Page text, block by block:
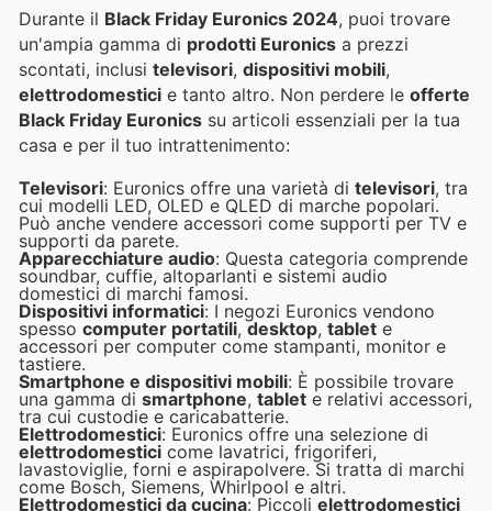
Durante il Black Friday Euronics 2024, puoi trovare
un'ampia gamma di prodotti Euronics a prezzi
scontati, inclusi televisori, dispositivi mobili,
elettrodomestici e tanto altro. Non perdere le offerte
Black Friday Euronics su articoli essenziali per la tua
casa e per il tuo intrattenimento:
Televisori: Euronics offre una varietà di televisori, tra
cui modelli LED, OLED e QLED di marche popolari.
Può anche vendere accessori come supporti per TV e
supporti da parete.
Apparecchiature audio: Questa categoria comprende
soundbar, cuffie, altoparlanti e sistemi audio
domestici di marchi famosi.
Dispositivi informatici: I negozi Euronics vendono
spesso computer portatili, desktop, tablet e
accessori per computer come stampanti, monitor e
tastiere.
Smartphone e dispositivi mobili: È possibile trovare
una gamma di smartphone, tablet e relativi accessori,
tra cui custodie e caricabatterie.
Elettrodomestici: Euronics offre una selezione di
elettrodomestici come lavatrici, frigoriferi,
lavastoviglie, forni e aspirapolvere. Si tratta di marchi
come Bosch, Siemens, Whirlpool e altri.
Elettrodomestici da cucina: Piccoli elettrodomestici